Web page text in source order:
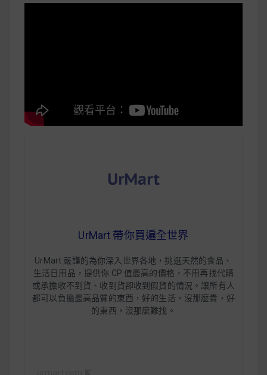
UrMart 帶你買遍全世界
UrMart 嚴謹的為你深入世界各地，挑選天然的食品、
生活日用品，提供你 CP 值最高的價格，不用再找代購
或承擔收不到貨、收到貨卻收到假貨的情況。讓所有人
都可以負擔最高品質的東西， 好的生活，沒那麼貴，好
的東西，沒那麼難找 。